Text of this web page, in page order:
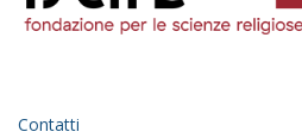
Contatti